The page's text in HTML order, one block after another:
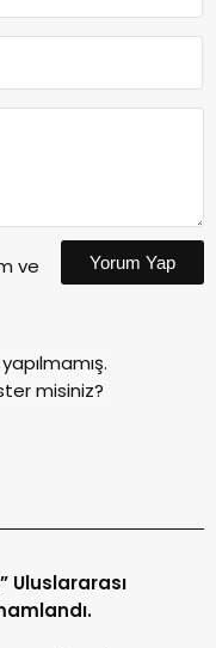
ve
Yorum Yap
misiniz?
Uluslararası